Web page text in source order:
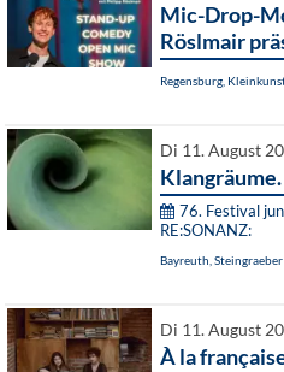
Mic-Drop-
Röslmair
Regensburg,
Di 11. August
76. Festival
RE:SONANZ:
Bayreuth,
Di 11. August
À la